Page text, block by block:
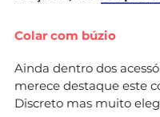
Colar com búzio
Ainda dentro dos
merece destaque este
Discreto mas muito